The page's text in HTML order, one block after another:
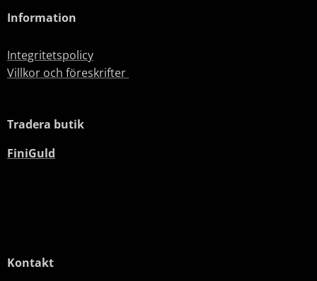
Information
Integritetspolicy
Villkor och föreskrifter
Tradera butik
FiniGuld
Kontakt